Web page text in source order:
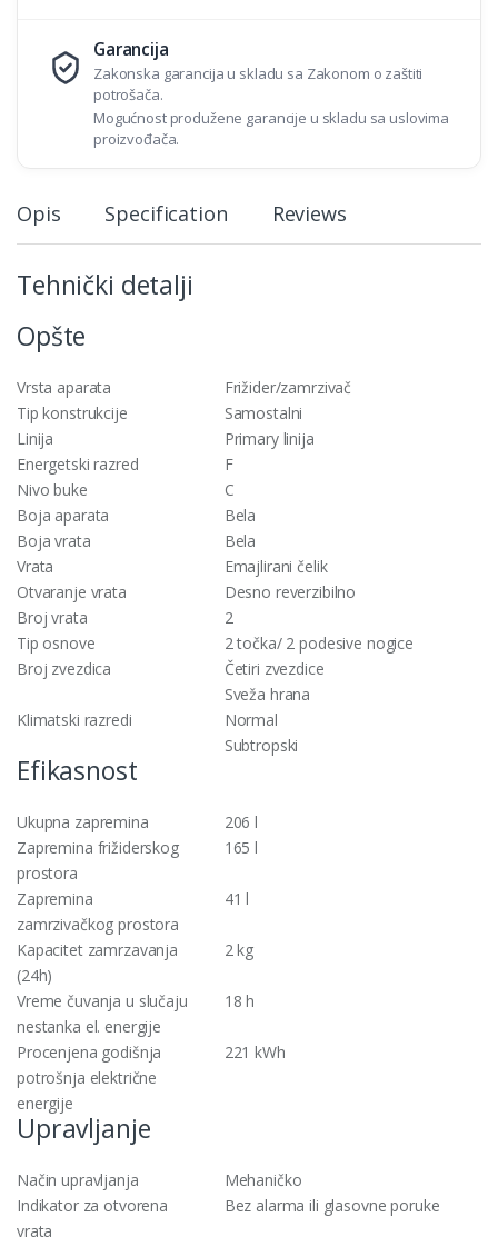
Garancija
Zakonska garancija u skladu sa Zakonom o zaštiti
potrošača.
Mogućnost produžene garancije u skladu sa uslovima
proizvođača.
Opis Specification Reviews
Tehnički detalji
Opšte
Vrsta aparata
Frižider/zamrzivač
Tip konstrukcije
Samostalni
Linija
Primary linija
Energetski razred
F
Nivo buke
C
Boja aparata
Bela
Boja vrata
Bela
Vrata
Emajlirani čelik
Otvaranje vrata
Desno reverzibilno
Broj vrata
2
Tip osnove
2 točka/ 2 podesive nogice
Broj zvezdica
Četiri zvezdice
Sveža hrana
Klimatski razredi
Normal
Subtropski
Efikasnost
Ukupna zapremina
206 l
Zapremina frižiderskog
prostora
165 l
Zapremina
zamrzivačkog prostora
41 l
Kapacitet zamrzavanja
(24h)
2 kg
Vreme čuvanja u slučaju
nestanka el. energije
18 h
Procenjena godišnja
potrošnja električne
energije
221 kWh
Upravljanje
Način upravljanja
Mehaničko
Indikator za otvorena
vrata
Bez alarma ili glasovne poruke